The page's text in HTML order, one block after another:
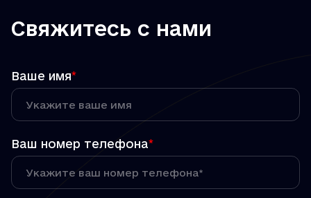
Свяжитесь с нами
Ваше имя*
Ваш номер телефона*